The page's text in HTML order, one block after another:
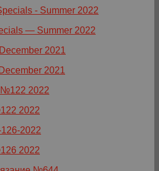
— Summer 2022
2021
2022
2022